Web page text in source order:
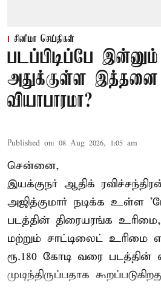
சினிமா செய்திகள்
படப்பிடிப்பே
அதுக்குள்ள இத்தனை
வியாபாரமா?
Published on: 08 Aug 2026, 1:05 am
சென்னை,
இயக்குநர் ஆதிக்
அஜித்குமார் நடிக்க உள்ள
படத்தின் திரையரங்க உரிமை,
மற்றும் சாட்டிலைட் உரிமை
ரூ.180 கோடி வரை படத்தின்
முடிந்திருப்பதாக